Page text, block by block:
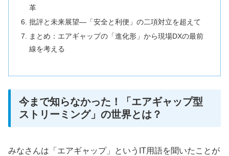
革
批評と未来展望―「安全と利便」の二項対立を超えて
まとめ：エアギャップの「進化形」から現場DXの最前
線を考える
今まで知らなかった！「エアギャップ型
ストリーミング」の世界とは？
みなさんは「エアギャップ」というIT用語を聞いたことが